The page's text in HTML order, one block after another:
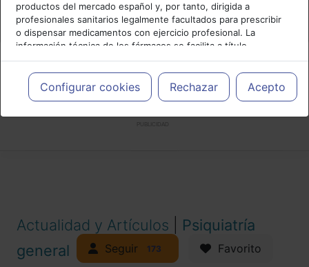
Cancelar
productos del mercado español y, por tanto, dirigida a
profesionales sanitarios legalmente facultados para prescribir
o dispensar medicamentos con ejercicio profesional. La
información técnica de los fármacos se facilita a título
meramente informativo, siendo responsabilidad de los
profesionales facultados prescribir medicamentos y decidir, en
cada caso concreto, el tratamiento más adecuado a las
necesidades del paciente.
Configurar cookies Rechazar Acepto
Actualidad y Artículos
Psiquiatría
general
Seguir 173 Favorito